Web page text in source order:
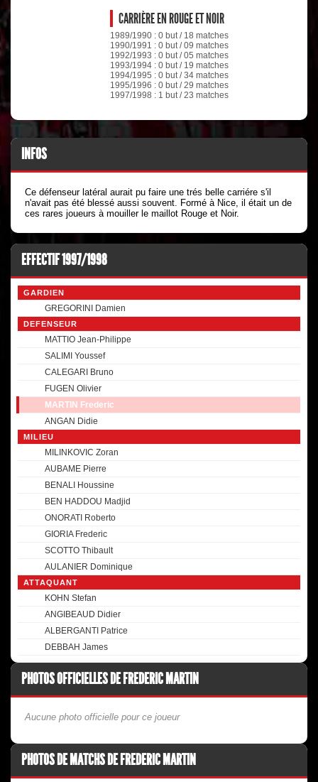
CARRIÈRE EN ROUGE ET NOIR
1989/1990 : 0 but / 18 matches
1990/1991 : 0 but / 09 matches
1992/1993 : 0 but / 05 matches
1993/1994 : 0 but / 19 matches
1994/1995 : 0 but / 34 matches
1995/1996 : 0 but / 29 matches
1997/1998 : 1 but / 23 matches
INFOS
Ce défenseur latéral aurait pu faire une trés belle carriére s'il
n'avait pas été blessé aussi souvent. Formé à Nice, il était un de
ces rares joueurs à mouiller le maillot Rouge et Noir.
EFFECTIF 1997/1998
GARDIEN
GREGORINI Damien
DEFENSEUR
MATTIO Jean-Philippe
SALIMI Youssef
CALEGARI Bruno
FUGEN Olivier
MARTIN Frederic
ANGAN Didie
MILIEU
MILINKOVIC Zoran
AUBAME Pierre
BENALI Houssine
BEN HADDOU Madjid
ONORATI Roberto
GIORIA Frederic
SCOTTO Thibault
AULANIER Dominique
ATTAQUANT
KOHN Stefan
ANGIBEAUD Didier
ALBERGANTI Patrice
DEBBAH James
PHOTOS OFFICIELLES DE FREDERIC MARTIN
Aucune photo officielle pour ce joueur
PHOTOS DE MATCHS DE FREDERIC MARTIN